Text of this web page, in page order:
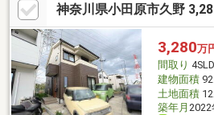
神奈川県小田原市久野
3,280万
間取り
建物面積
土地面積
築年月